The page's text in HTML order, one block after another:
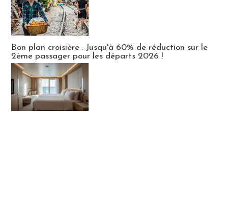
Bon plan croisière : Jusqu'à 60% de réduction sur le
2ème passager pour les départs 2026 !